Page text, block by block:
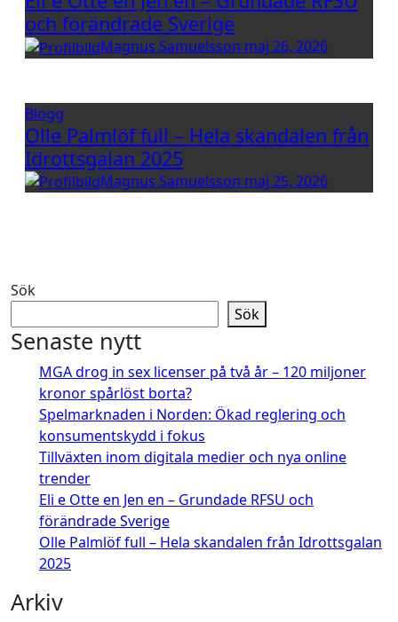
och förändrade Sverige
Magnus Samuelsson maj 26, 2026
Blogg
Olle Palmlöf full – Hela skandalen från
Idrottsgalan 2025
Magnus Samuelsson maj 25, 2026
Sök
Sök
Senaste nytt
MGA drog in sex licenser på två år – 120 miljoner
kronor spårlöst borta?
Spelmarknaden i Norden: Ökad reglering och
konsumentskydd i fokus
Tillväxten inom digitala medier och nya online
trender
Eli e Otte en Jen en – Grundade RFSU och
förändrade Sverige
Olle Palmlöf full – Hela skandalen från Idrottsgalan
2025
Arkiv